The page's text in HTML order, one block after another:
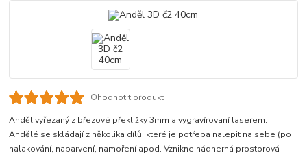
Ohodnotit produkt
Anděl vyřezaný z březové překližky 3mm a vygravírovaní laserem.
Andělé se skládají z několika dílů, které je potřeba nalepit na sebe (po
nalakování, nabarvení, namoření apod. Vznikne nádherná prostorová